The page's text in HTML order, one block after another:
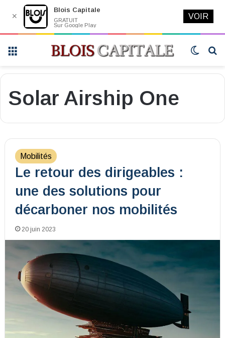
Switch
Solar Airship One
Mobilités
Le retour des dirigeables :
une des solutions pour
décarboner nos mobilités
20 juin 2023
✕
Blois Capitale
GRATUIT
Sur Google Play
VOIR